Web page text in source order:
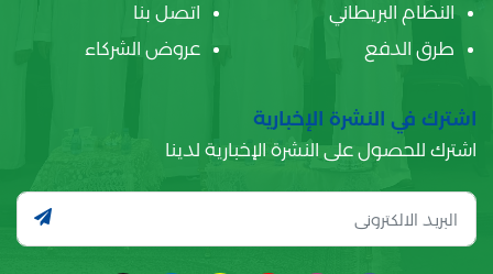
النظام البريطاني
اتصل بنا
طرق الدفع
عروض الشركاء
اشترك في النشرة الإخبارية
اشترك للحصول على النشرة الإخبارية لدينا